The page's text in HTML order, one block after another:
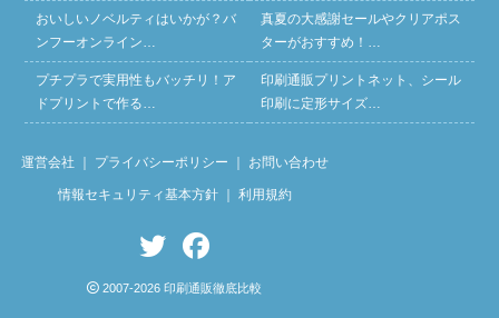
おいしいノベルティはいかが？バ
ンフーオンライン…
プチプラで実用性もバッチリ！ア
ドプリントで作る…
真夏の大感謝セールやクリアポス
ターがおすすめ！…
印刷通販プリントネット、シール
印刷に定形サイズ…
運営会社 ｜ プライバシーポリシー ｜ お問い合わせ
情報セキュリティ基本方針｜ 利用規約
2007-2026 印刷通販徹底比較